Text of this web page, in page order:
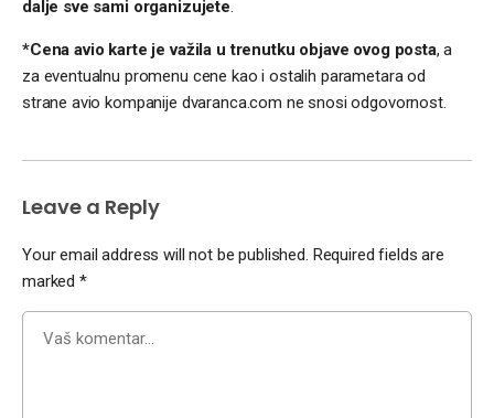
dalje sve sami organizujete.
*Cena avio karte je važila u trenutku objave ovog posta, a
za eventualnu promenu cene kao i ostalih parametara od
strane avio kompanije dvaranca.com ne snosi odgovornost.
Leave a Reply
Your email address will not be published. Required fields are
marked *